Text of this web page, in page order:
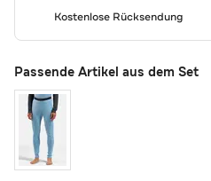
Kostenlose Rücksendung
Passende Artikel aus dem Set